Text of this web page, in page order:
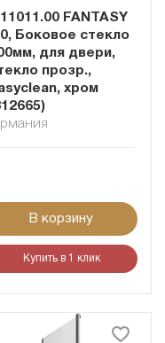
FANTASY
Боковое стекло
для двери,
прозр.,
хром
В корзину
Купить в 1 клик